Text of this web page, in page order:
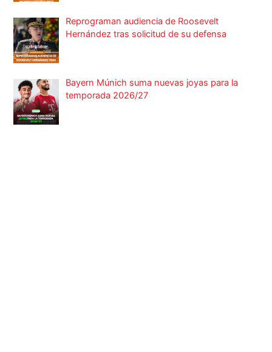
Reprograman audiencia de Roosevelt
Hernández tras solicitud de su defensa
Bayern Múnich suma nuevas joyas para la
temporada 2026/27